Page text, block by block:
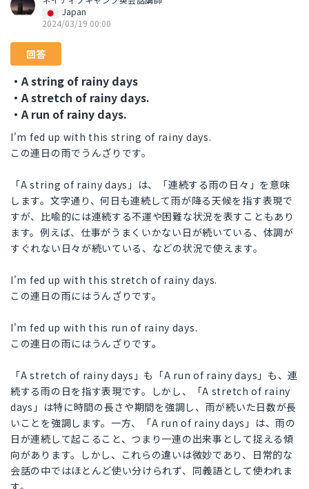
Japan
2024/03/19 00:00
回答
・A string of rainy days
・A stretch of rainy days.
・A run of rainy days.
I'm fed up with this string of rainy days.
この連日の雨でうんざりです。
「A string of rainy days」は、「連続する雨の日々」を意味
します。文字通り、何日も連続して雨が降る天候を指す表現で
すが、比喩的には連続する不運や困難な状況を表すこともあり
ます。例えば、仕事がうまくいかない日が続いている、体調が
すぐれない日々が続いている、などの状況で使えます。
I'm fed up with this stretch of rainy days.
この連日の雨にはうんざりです。
I'm fed up with this run of rainy days.
この連日の雨にはうんざりです。
「A stretch of rainy days」も「A run of rainy days」も、連
続する雨の日を指す表現です。しかし、「A stretch of rainy
days」は特に時間の長さや期間を強調し、雨が続いた日数が長
いことを強調します。一方、「A run of rainy days」は、雨の
日が連続して起こること、つまり一連の出来事として捉える傾
向があります。しかし、これらの違いは微妙であり、日常的な
会話の中ではほとんど使い分けられず、同義語として使われま